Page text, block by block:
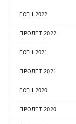
ЕСЕН 2022
ПРОЛЕТ 2022
ЕСЕН 2021
ПРОЛЕТ 2021
ЕСЕН 2020
ПРОЛЕТ 2020